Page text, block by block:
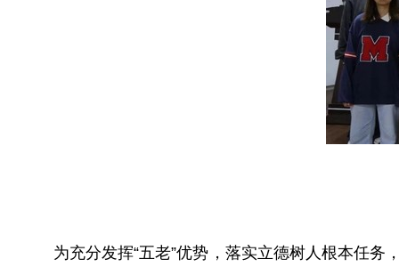
为充分发挥“五老”优势，落实立德树人根本任